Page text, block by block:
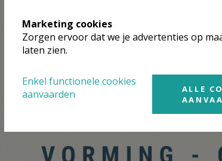
Marketing cookies
Zorgen ervoor dat we je advertenties op
laten zien.
Enkel functionele cookies
aanvaarden
ALLE